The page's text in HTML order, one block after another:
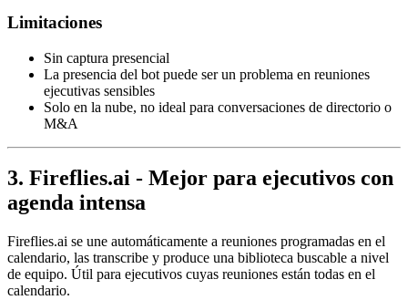
Limitaciones
Sin captura presencial
La presencia del bot puede ser un problema en reuniones
ejecutivas sensibles
Solo en la nube, no ideal para conversaciones de directorio o
M&A
3. Fireflies.ai - Mejor para ejecutivos con
agenda intensa
Fireflies.ai se une automáticamente a reuniones programadas en el
calendario, las transcribe y produce una biblioteca buscable a nivel
de equipo. Útil para ejecutivos cuyas reuniones están todas en el
calendario.